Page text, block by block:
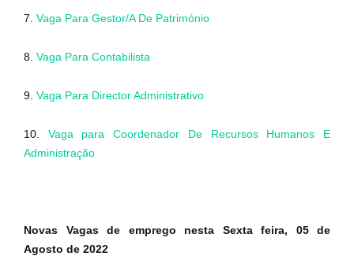
7. Vaga Para Gestor/A De Património
8. Vaga Para Contabilista
9. Vaga Para Director Administrativo
10. Vaga para Coordenador De Recursos Humanos E
Administração
Novas Vagas de emprego nesta Sexta feira, 05 de
Agosto de 2022